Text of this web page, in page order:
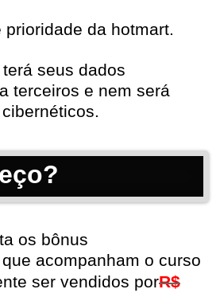
da hotmart.
seus dados
terceiros e nem será
os bônus
acompanham o curso
ser vendidos porR$